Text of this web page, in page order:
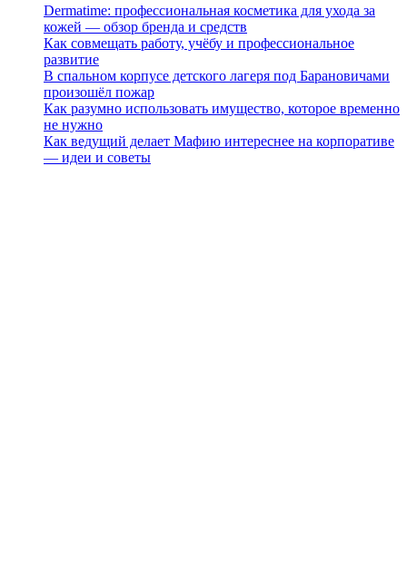
Dermatime: профессиональная косметика для ухода за
кожей — обзор бренда и средств
Как совмещать работу, учёбу и профессиональное
развитие
В спальном корпусе детского лагеря под Барановичами
произошёл пожар
Как разумно использовать имущество, которое временно
не нужно
Как ведущий делает Мафию интереснее на корпоративе
— идеи и советы